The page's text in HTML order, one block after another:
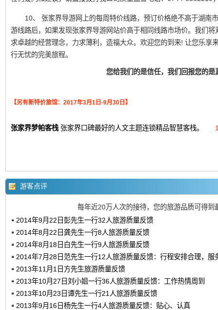
10、 张家界导游网上的每周特价线路，预订价格绝不高于湖南
游线路后，如果发现张家界导游网站价高于相同线路市场价。我们
求卓越的经营理念，力求薄利，造福大众。欢迎您的到来! 让您乐享
行无忧的完美旅程。
您给我们的是信任，我们回报您的是
【另有新特价旅馆：2017年3月1日-9月30日】
张家界梦帕客栈张家界口碑最好的人文主题连锁精品智慧客栈。
游客点评
每年近20万人次的接待，您的旅游品质可得到
2014年9月22日彭先生一行32人旅游质量反馈
2014年8月22日龚先生一行8人旅游质量反馈
2014年8月18日白先生一行9人旅游质量反馈
2014年7月28日范先生一行12人旅游质量反馈：行程安排合理，服
2013年11月1日方先生旅游质量反馈
2013年10月27日刘小姐一行36人旅游质量反馈：工作热情周到
2013年10月23日谭先生一行21人旅游质量反馈
2013年9月16日杨先生一行4人旅游质量反馈：贴心、认真